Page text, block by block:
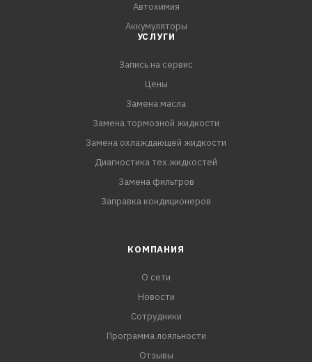
Автохимия
Аккумуляторы
УСЛУГИ
Запись на сервис
Цены
Замена масла
Замена тормозной жидкости
Замена охлаждающей жидкости
Диагностика тех.жидкостей
Замена фильтров
Заправка кондиционеров
КОМПАНИЯ
О сети
Новости
Сотрудники
Программа лояльности
Отзывы